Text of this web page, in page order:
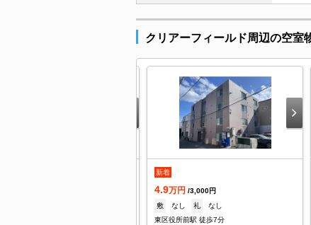
クリアーフィールド周辺の空室
新着
4.9万円 /3,000円
敷
なし 礼
なし
東区役所前駅 徒歩7分